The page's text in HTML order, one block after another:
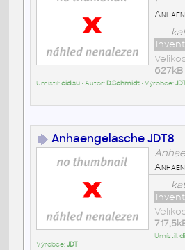
627kB
Umístil:didisu• Autor: D.Schmidt• Výrobce:
Anhaengelasche JDT8
Umístil:
Výrobce:JDT